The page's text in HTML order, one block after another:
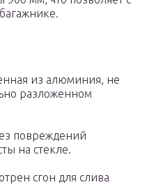
из алюминия, не
разложенном
повреждений
на стекле.
сгон для слива